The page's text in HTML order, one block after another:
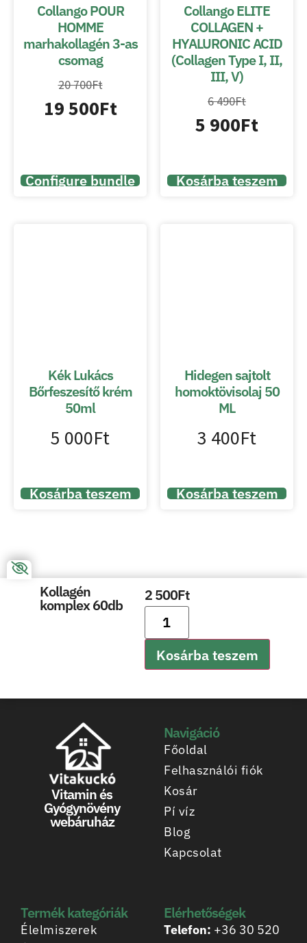
Collango POUR
HOMME
marhakollagén 3-as
csomag
20 700Ft
19 500Ft
Configure bundle
Collango ELITE
COLLAGEN +
HYALURONIC ACID
(Collagen Type I, II,
III, V)
6 490Ft
5 900Ft
Kosárba teszem
Kék Lukács
Bőrfeszesítő krém
50ml
5 000Ft
Kosárba teszem
Hidegen sajtolt
homoktövisolaj 50
ML
3 400Ft
Kosárba teszem
Kollagén
komplex 60db
2 500Ft
Kosárba teszem
Vitamin és
Gyógynövény
webáruház
Navigáció
Főoldal
Felhasználói fiók
Kosár
Pí víz
Blog
Kapcsolat
Termék kategóriák
Élelmiszerek
Elérhetőségek
Telefon: +36 30 520